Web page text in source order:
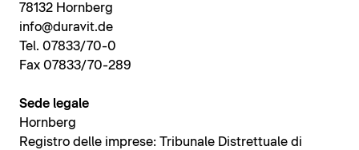
78132 Hornberg
info@duravit.de
Tel. 07833/70-0
Fax 07833/70-289
Sede legale
Hornberg
Registro delle imprese: Tribunale Distrettuale di